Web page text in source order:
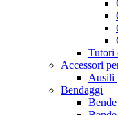
Tutori
Accessori
Ausili
Bendaggi